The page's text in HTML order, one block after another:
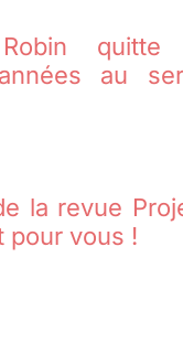
quitte
au
la revue
pour vous !